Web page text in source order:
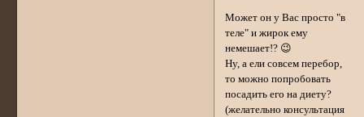
Может он у Вас просто "в
теле" и жирок ему
немешает!? 😉
Ну, а ели совсем перебор,
то можно попробовать
посадить его на диету?
(желательно консультация